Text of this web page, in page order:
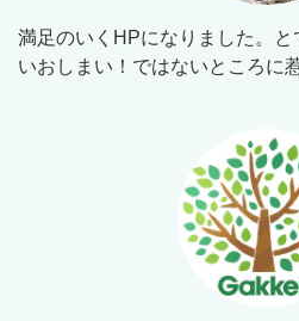
満足のいくHPになりました。
いおしまい！ではないところに